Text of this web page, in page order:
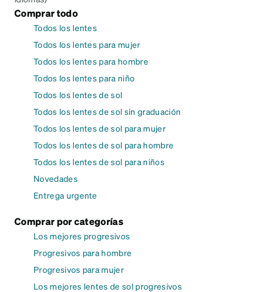
Comprar todo
Todos los lentes
Todos los lentes para mujer
Todos los lentes para hombre
Todos los lentes para niño
Todos los lentes de sol
Todos los lentes de sol sin graduación
Todos los lentes de sol para mujer
Todos los lentes de sol para hombre
Todos los lentes de sol para niños
Novedades
Entrega urgente
Comprar por categorías
Los mejores progresivos
Progresivos para hombre
Progresivos para mujer
Los mejores lentes de sol progresivos